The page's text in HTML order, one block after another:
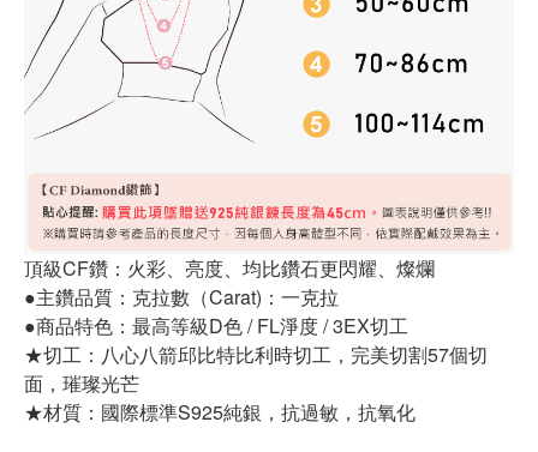
頂級CF鑽：火彩、亮度、均比鑽石更閃耀、燦爛
●主鑽品質：克拉數（Carat)：一克拉
●商品特色：最高等級D色 / FL淨度 / 3EX切工
★切工：八心八箭邱比特比利時切工，完美切割57個切
面，璀璨光芒
★材質：國際標準S925純銀，抗過敏，抗氧化